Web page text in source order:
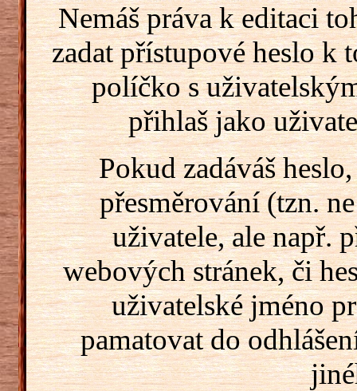
Nemáš práva k editaci
zadat přístupové heslo k
políčko s
přihlaš jako
Pokud zadáváš
přesměrování (tzn.
uživatele, ale např.
webových stránek, či
uživatelské jméno
pamatovat do